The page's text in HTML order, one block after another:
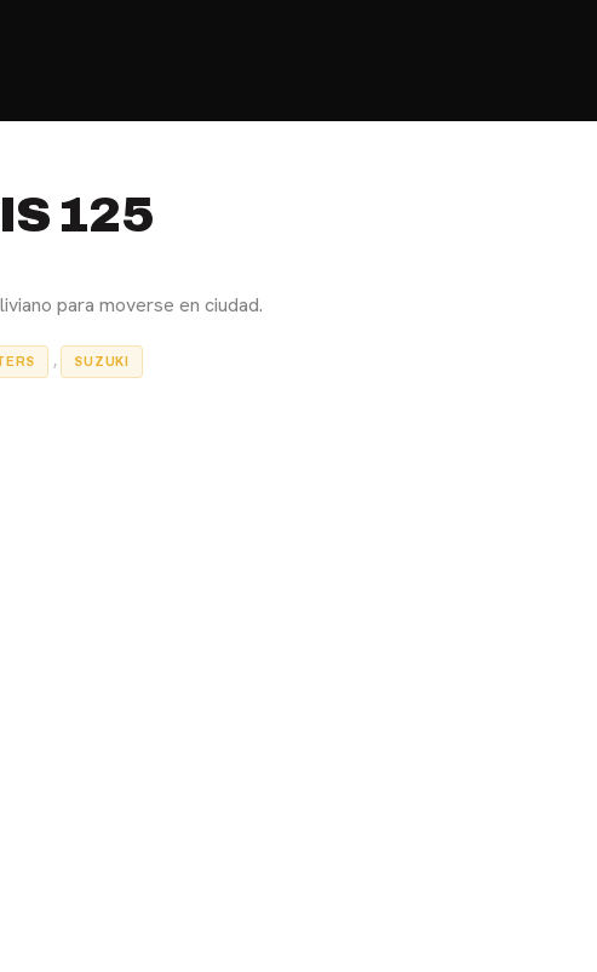
125
para moverse en ciudad.
, SUZUKI